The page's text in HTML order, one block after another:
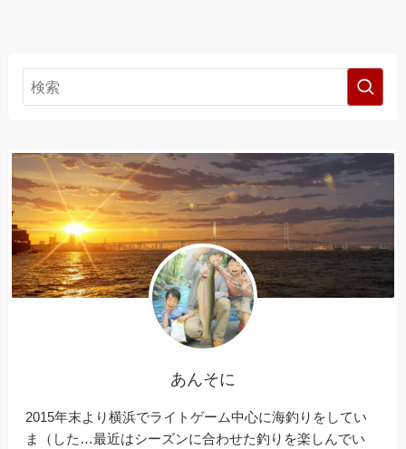
あんそに
2015年末より横浜でライトゲーム中心に海釣りをしてい
ま（した…最近はシーズンに合わせた釣りを楽しんでい